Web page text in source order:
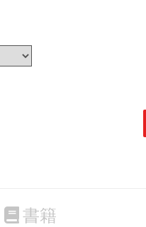
書籍